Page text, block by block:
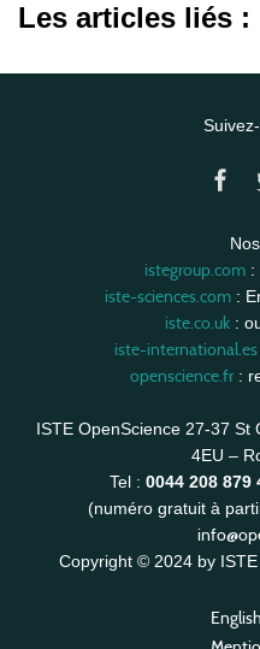
Les articles liés :
istegroup.com:
iste-sciences.com:
iste.co.uk :
iste-international.es
openscience.fr:
ISTE OpenScience 27-37 St
4EU –
Tel : 0044 208 879
(numéro gratuit à
Copyright © 2024 by
English